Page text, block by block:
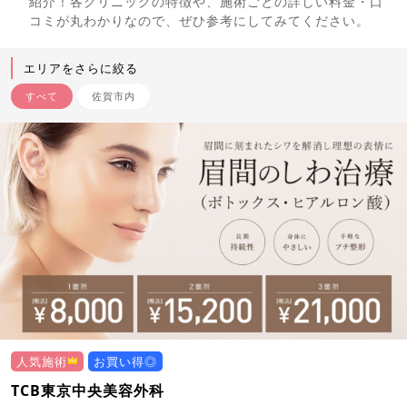
コミが丸わかりなので、ぜひ参考にしてみてください。
エリアをさらに絞る
すべて 佐賀市内
人気施術 お買い得◎
TCB東京中央美容外科